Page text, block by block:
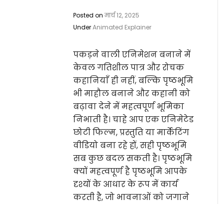
Posted onमार्च 12, 2025
UnderAnimated Explainer
पकड़ने वाली एनिमेशन बनाने में
केवल गतिशील पात्र और रोचक
कहानियाँ ही नहीं, बल्कि पृष्ठभूमि
भी माहौल बनाने और कहानी को
बढ़ावा देने में महत्वपूर्ण भूमिका
निभाती है। चाहे आप एक एनिमेटेड
छोटी फिल्म, प्रस्तुति या मार्केटिंग
वीडियो बना रहे हों, सही पृष्ठभूमि
सब कुछ बदल सकती है। पृष्ठभूमि
क्यों महत्वपूर्ण है पृष्ठभूमि आपके
दृश्यों के आधार के रूप में कार्य
करती है, जो भावनाओं को जगाने